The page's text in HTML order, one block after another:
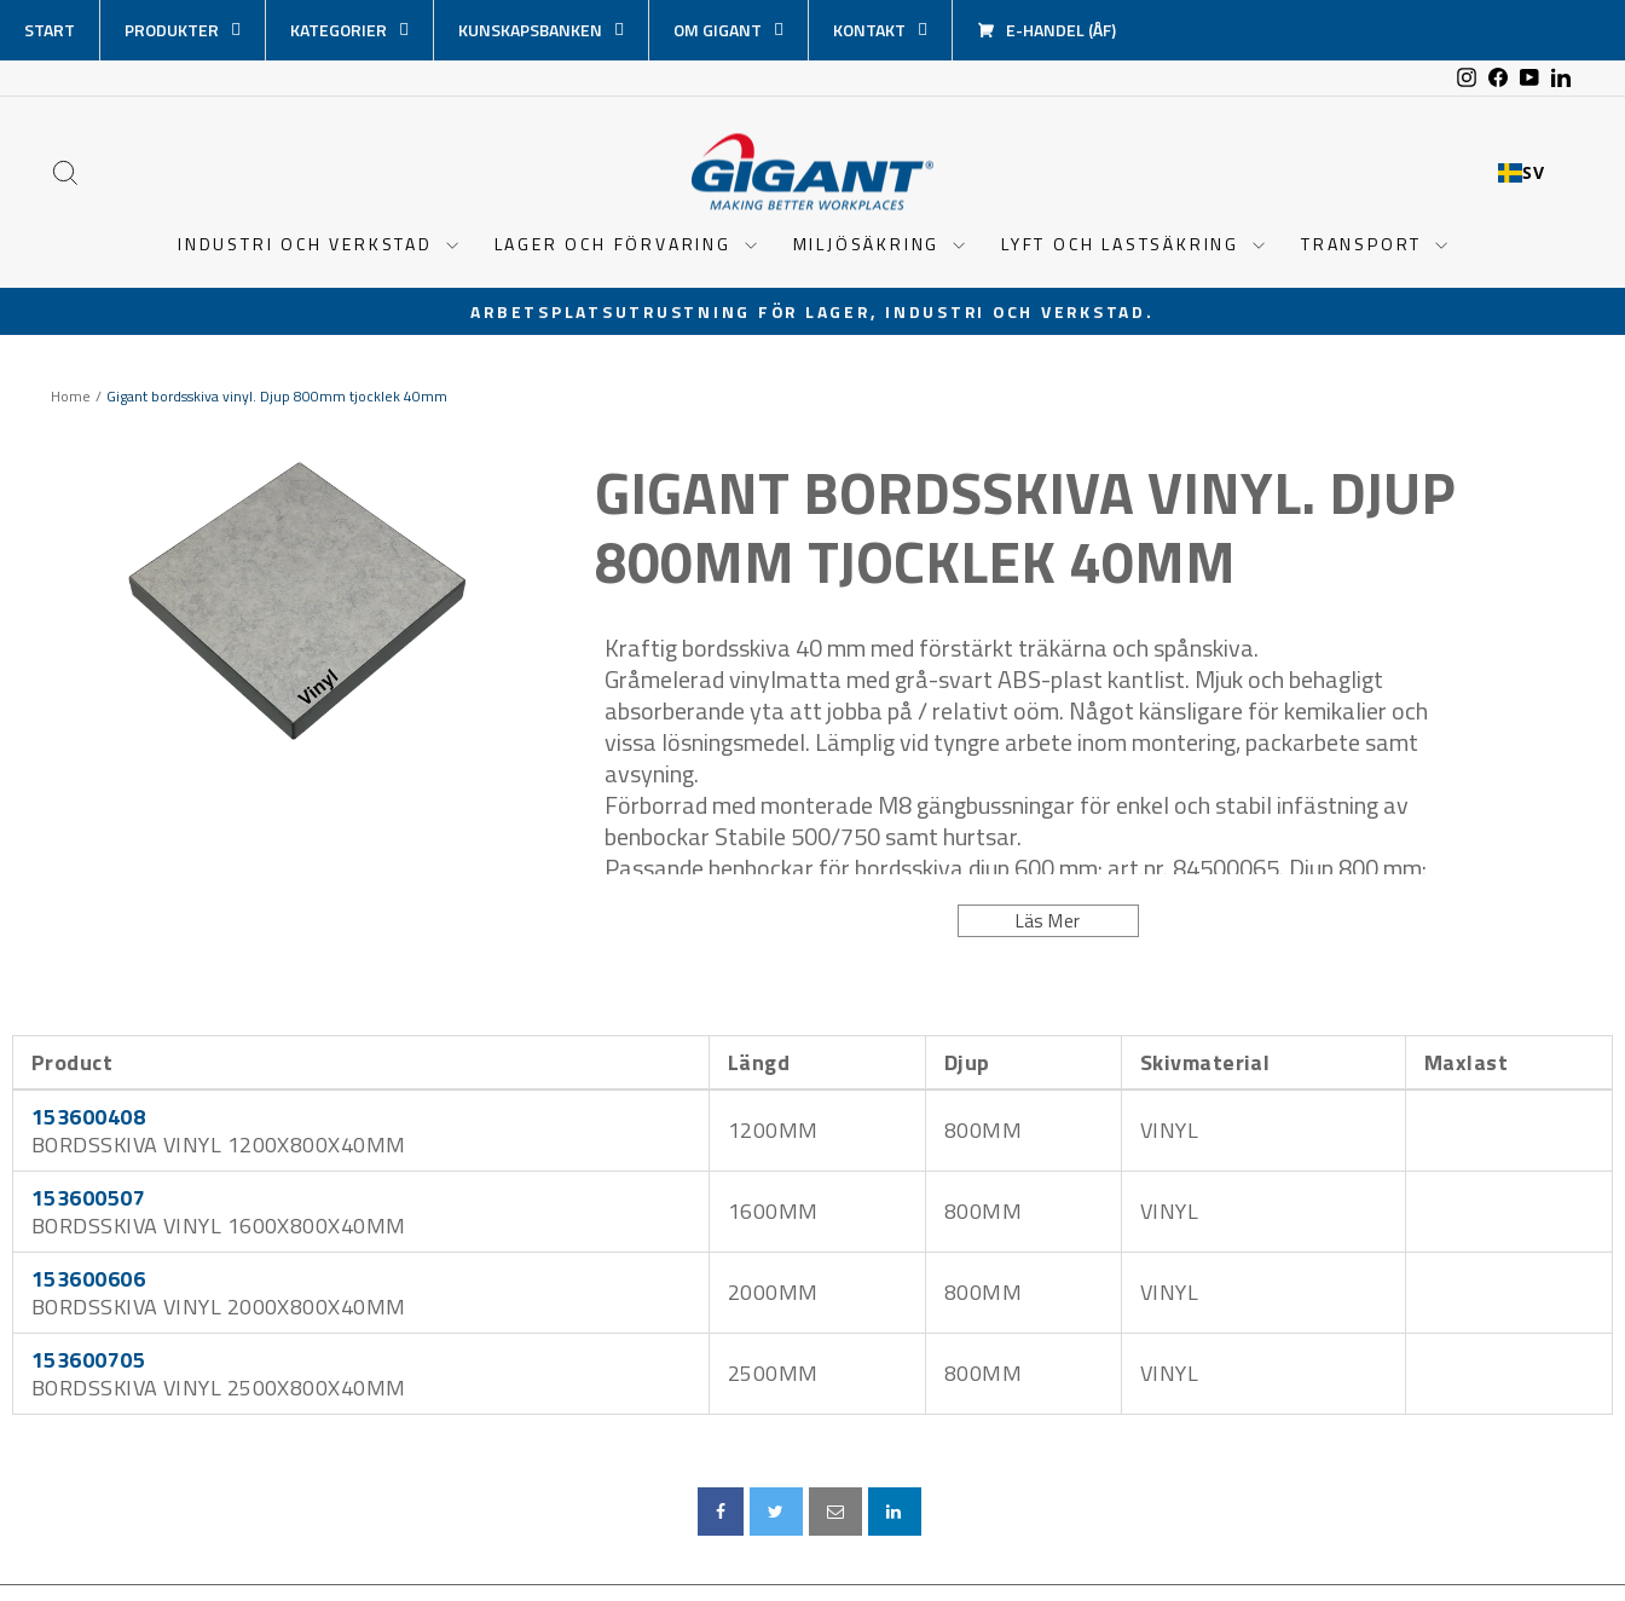
över
innehåll
START PRODUKTER KATEGORIER KUNSKAPSBANKEN OM GIGANT KONTAKT E-HANDEL (ÅF)
Instagram
Facebook
YouTube
SV
INDUSTRI OCH VERKSTAD LAGER OCH FÖRVARING MILJÖSÄKRING LYFT OCH LASTSÄKRING TRANSPORT
Pausa
ARBETSPLATSUTRUSTNING FÖR LAGER, INDUSTRI OCH VERKSTAD.
Home / Gigant bordsskiva vinyl. Djup 800mm tjocklek 40mm
GIGANT BORDSSKIVA VINYL. DJUP
800MM TJOCKLEK 40MM
Kraftig bordsskiva 40 mm med förstärkt träkärna och spånskiva.
Gråmelerad vinylmatta med grå-svart ABS-plast kantlist. Mjuk och behagligt
absorberande yta att jobba på / relativt oöm. Något känsligare för kemikalier och
vissa lösningsmedel. Lämplig vid tyngre arbete inom montering, packarbete samt
avsyning.
Förborrad med monterade M8 gängbussningar för enkel och stabil infästning av
benbockar Stabile 500/750 samt hurtsar.
Passande benbockar för bordsskiva djup 600 mm: art.nr. 84500065. Djup 800 mm:
art.nr. 84500073, 84500156 samt 146000104.
Passande hurtsserie djup 600 mm art.nr. 5116. Djup 800 mm art.nr. 8995 och 15416,
Läs Mer
Product Längd Djup Skivmaterial
Maxlast
153600408
BORDSSKIVA VINYL 1200X800X40MM
1200MM 800MM VINYL
153600507
BORDSSKIVA VINYL 1600X800X40MM
1600MM 800MM VINYL
153600606
BORDSSKIVA VINYL 2000X800X40MM
2000MM 800MM VINYL
153600705
BORDSSKIVA VINYL 2500X800X40MM
2500MM 800MM VINYL